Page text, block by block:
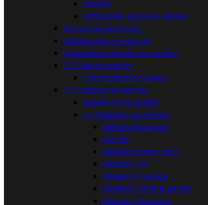
Pinzety
Zatláčadlá, kopýtka, dlátka
Ochranné pomôcky
Odlakovače na nechty
Odsávačka prachu na nechty
  Olej na nechty
Olej na nechty v pere
  Ozdoby na nechty
Zalešťovacie prášky
  Nálepky na nechty
Nálepky Summer
Motýle
Nálepky Kvety, Listy
Nálepky Jar
Nálepky Prestige
NÁLEPKY LOVE & HEART
Nálepky Harmony